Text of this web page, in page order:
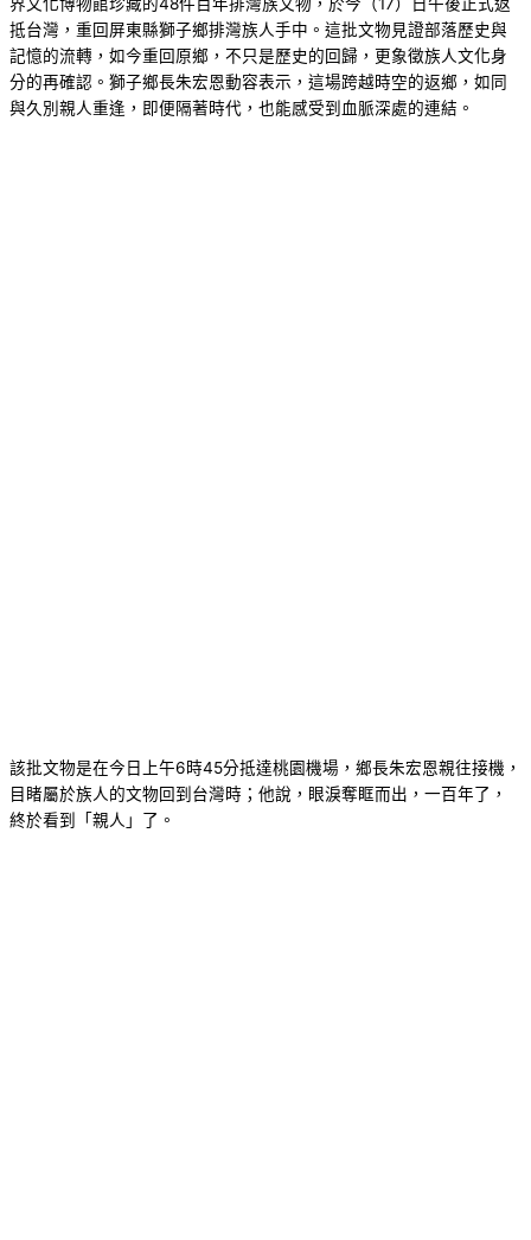
界文化博物館珍藏的48件百年排灣族文物，於今（17）日午後正式返
抵台灣，重回屏東縣獅子鄉排灣族人手中。這批文物見證部落歷史與
記憶的流轉，如今重回原鄉，不只是歷史的回歸，更象徵族人文化身
分的再確認。獅子鄉長朱宏恩動容表示，這場跨越時空的返鄉，如同
與久別親人重逢，即便隔著時代，也能感受到血脈深處的連結。
該批文物是在今日上午6時45分抵達桃園機場，鄉長朱宏恩親往接機，
目睹屬於族人的文物回到台灣時；他說，眼淚奪眶而出，一百年了，
終於看到「親人」了。